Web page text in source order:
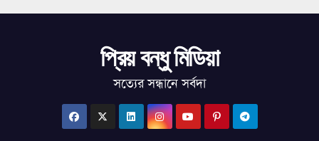
প্রিয় বন্ধু মিডিয়া
সত্যের সন্ধানে সর্বদা